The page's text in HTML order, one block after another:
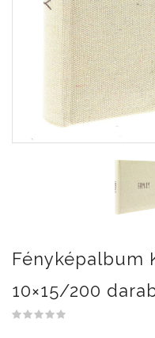
Fényképalbum
10×15/200